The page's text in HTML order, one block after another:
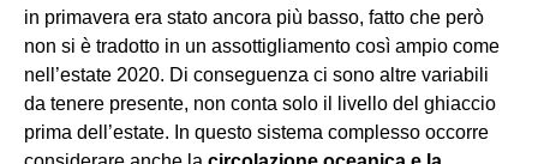
in primavera era stato ancora più basso, fatto che però
non si è tradotto in un assottigliamento così ampio come
nell’estate 2020. Di conseguenza ci sono altre variabili
da tenere presente, non conta solo il livello del ghiaccio
prima dell’estate. In questo sistema complesso occorre